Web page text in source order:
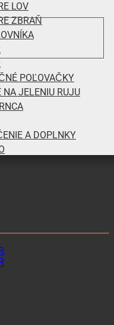
LOV
ZBRAŇ
POĽOVAČKY
NA JELENIU RUJU
A DOPLNKY